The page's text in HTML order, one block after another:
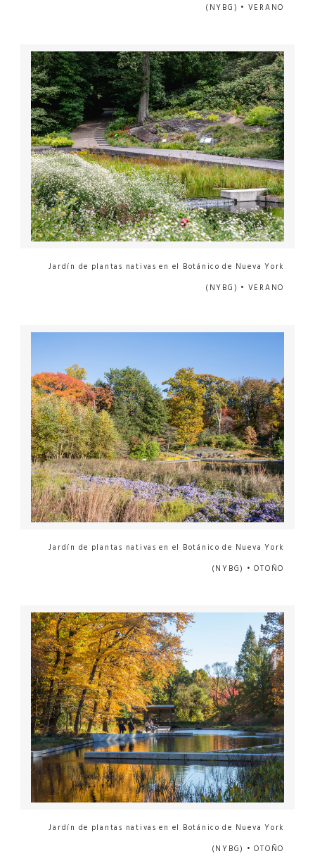
(NYBG) • VERANO
Jardín de plantas nativas en el Botánico de Nueva York
(NYBG) • VERANO
Jardín de plantas nativas en el Botánico de Nueva York
(NYBG) • OTOÑO
Jardín de plantas nativas en el Botánico de Nueva York
(NYBG) • OTOÑO